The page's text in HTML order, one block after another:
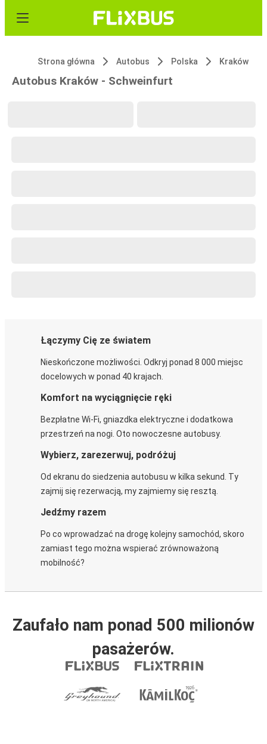
Strona główna Autobus Polska Kraków
Autobus Kraków - Schweinfurt
Łączymy Cię ze światem
Nieskończone możliwości. Odkryj ponad 8 000 miejsc
docelowych w ponad 40 krajach.
Komfort na wyciągnięcie ręki
Bezpłatne Wi-Fi, gniazdka elektryczne i dodatkowa
przestrzeń na nogi. Oto nowoczesne autobusy.
Wybierz, zarezerwuj, podróżuj
Od ekranu do siedzenia autobusu w kilka sekund. Ty
zajmij się rezerwacją, my zajmiemy się resztą.
Jedźmy razem
Po co wprowadzać na drogę kolejny samochód, skoro
zamiast tego można wspierać zrównoważoną
mobilność?
Zaufało nam ponad 500 milionów
pasażerów.